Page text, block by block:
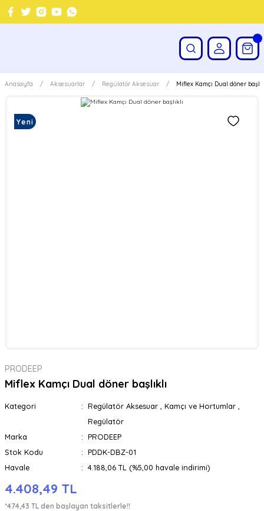
Anasayfa Aksesuarlar Regülatör Aksesuar Miflex Kamçı Dual döner
Yeni
PRODEEP
Miflex Kamçı Dual döner başlıklı
Kategori Regülatör Aksesuar Kamçı ve Hortumlar
Regülatör
Marka
PRODEEP
Stok Kodu
PDDK-DBZ-01
Havale
4.188,06 TL (%5,00 havale indirimi)
4.408,49 TL
*474,43 TL den başlayan taksitlerle!!